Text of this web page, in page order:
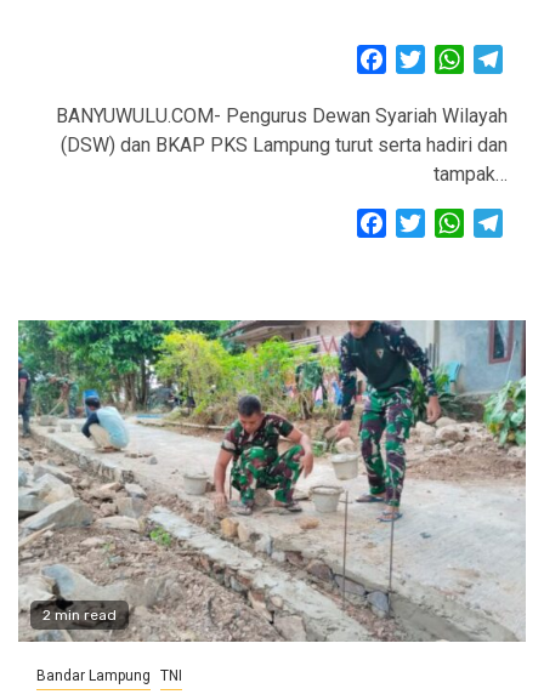
FacebookTwitter
BANYUWULU.COM- Pengurus Dewan Syariah Wilayah
(DSW) dan BKAP PKS Lampung turut serta hadiri dan
tampak…
FacebookTwitter
2 min read
Bandar Lampung TNI